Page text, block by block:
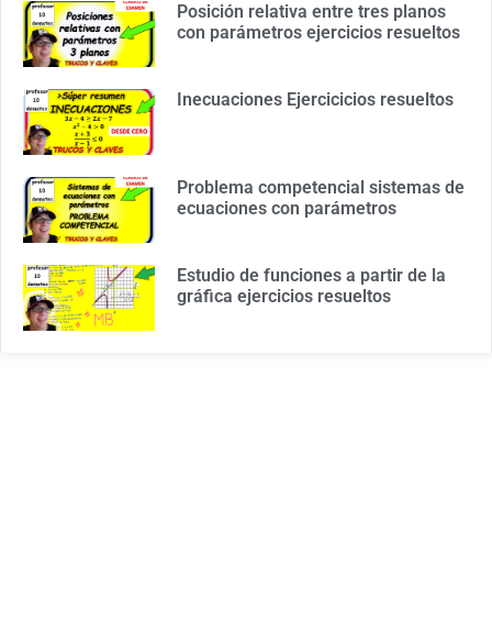
Posición relativa entre tres planos
con parámetros ejercicios resueltos
Inecuaciones Ejercicicios resueltos
Problema competencial sistemas de
ecuaciones con parámetros
Estudio de funciones a partir de la
gráfica ejercicios resueltos